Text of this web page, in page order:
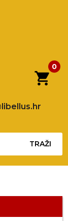
shopping_cart
0
TRAŽI